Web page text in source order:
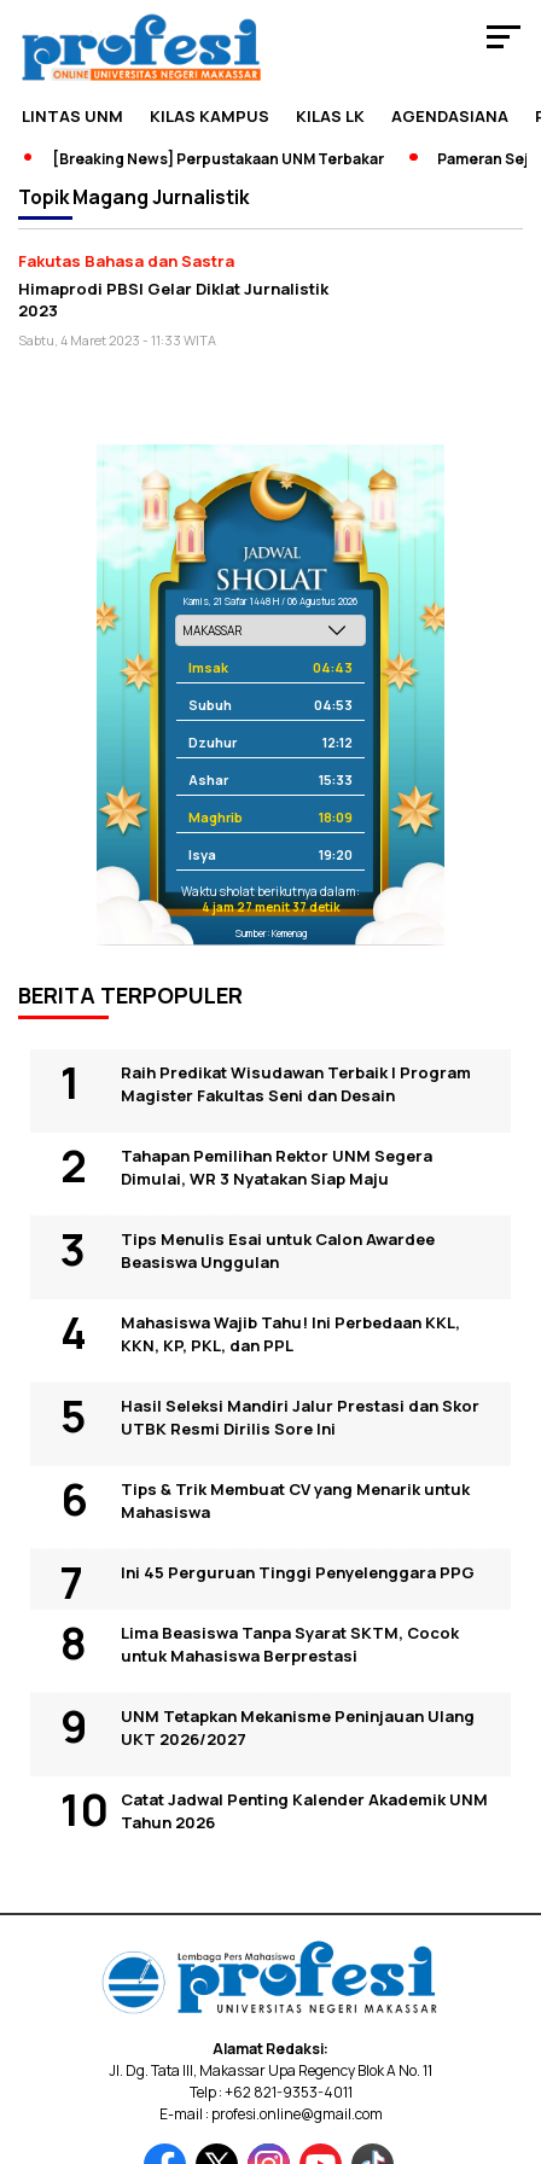
LINTAS UNM KILAS KAMPUS KILAS LK AGENDASIANA
[Breaking News] Perpustakaan UNM Terbakar Pameran
TopikMagang Jurnalistik
Fakutas Bahasa dan Sastra
Himaprodi PBSI Gelar Diklat Jurnalistik
2023
Sabtu, 4 Maret 2023 - 11:33 WITA
Kamis, 21 Safar 1448 H / 06 Agustus 2026
Imsak 04:43
Subuh 04:53
Dzuhur 12:12
Ashar 15:33
Maghrib 18:09
Isya 19:20
Waktu sholat berikutnya dalam:
4 jam 27 menit 37 detik
Sumber: Kemenag
BERITA TERPOPULER
Raih Predikat Wisudawan Terbaik I Program
Magister Fakultas Seni dan Desain
Tahapan Pemilihan Rektor UNM Segera
Dimulai, WR 3 Nyatakan Siap Maju
Tips Menulis Esai untuk Calon Awardee
Beasiswa Unggulan
Mahasiswa Wajib Tahu! Ini Perbedaan KKL,
KKN, KP, PKL, dan PPL
Hasil Seleksi Mandiri Jalur Prestasi dan Skor
UTBK Resmi Dirilis Sore Ini
Tips & Trik Membuat CV yang Menarik untuk
Mahasiswa
Ini 45 Perguruan Tinggi Penyelenggara PPG
Lima Beasiswa Tanpa Syarat SKTM, Cocok
untuk Mahasiswa Berprestasi
UNM Tetapkan Mekanisme Peninjauan Ulang
UKT 2026/2027
Catat Jadwal Penting Kalender Akademik UNM
Tahun 2026
Alamat Redaksi:
Jl. Dg. Tata III, Makassar Upa Regency Blok A No. 11
Telp : +62 821-9353-4011
E-mail : profesi.online@gmail.com